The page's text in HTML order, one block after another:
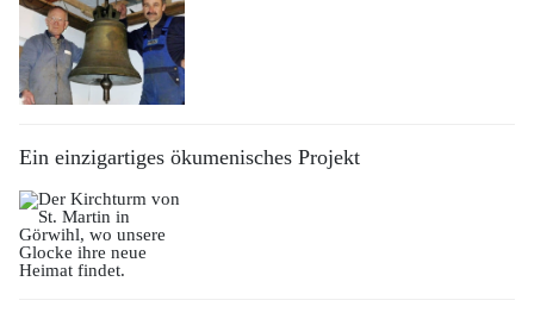
Ein einzigartiges ökumenisches Projekt